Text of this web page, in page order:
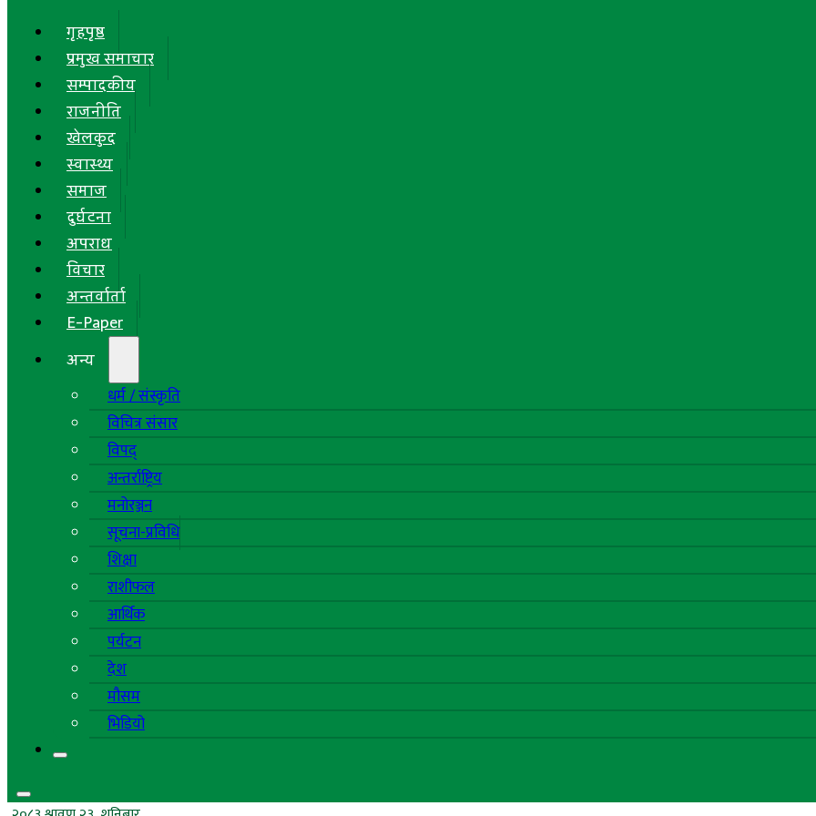
गृहपृष्ठ
प्रमुख समाचार
सम्पादकीय
राजनीति
खेलकुद
स्वास्थ्य
समाज
दुर्घटना
अपराध
विचार
अन्तर्वार्ता
E-Paper
अन्य
धर्म / संस्कृति
विचित्र संसार
विपद्
अन्तर्राष्ट्रिय
मनोरञ्जन
सूचना-प्रविधि
शिक्षा
राशीफल
आर्थिक
पर्यटन
देश
मौसम
भिडियो